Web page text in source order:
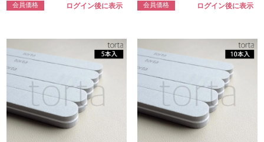
会員価格 ログイン後に表示 会員価格 ログイン後に表示